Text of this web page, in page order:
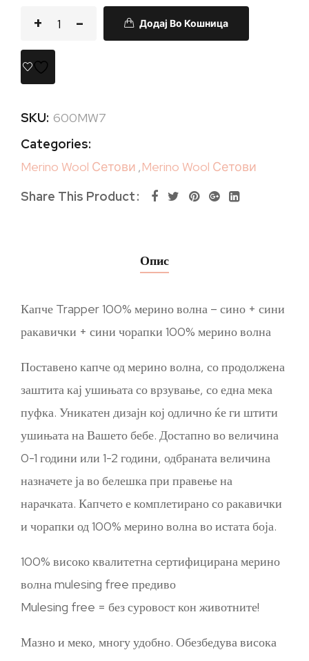
Додај Во Кошница
SKU: 600MW7
Categories:
Merino Wool Сетови ,Merino Wool Сетови
Share This Product
Опис
Капче Trapper 100% мерино волна – сино + сини
ракавички + сини чорапки 100% мерино волна
Поставено капче од мерино волна, со продолжена
заштита кај ушињата со врзување, со една мека
пуфка. Уникатен дизајн кој одлично ќе ги штити
ушињата на Вашето бебе. Достапно во величина
0-1 години или 1-2 години, одбраната величина
назначете ја во белешка при правење на
нарачката. Капчето е комплетирано со ракавички
и чорапки од 100% мерино волна во истата боја.
100% високо квалитетна сертифицирана мерино
волна mulesing free предиво
Mulesing free = без суровост кон животните!
Мазно и меко, многу удобно. Обезбедува висока